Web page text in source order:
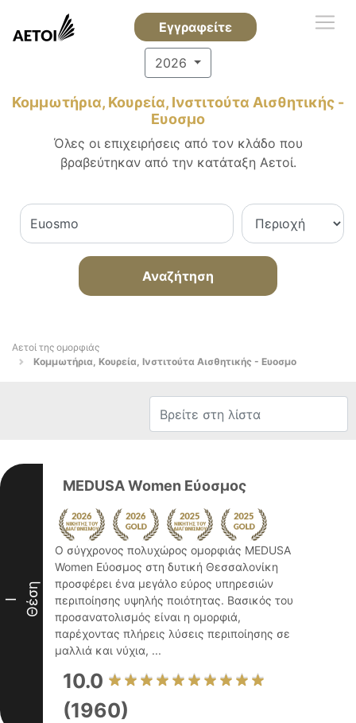
Εγγραφείτε
2026
Κομμωτήρια, Κουρεία, Ινστιτούτα Αισθητικής -
Ευοσμο
Όλες οι επιχειρήσεις από τον κλάδο που
βραβεύτηκαν από την κατάταξη Αετοί.
Αναζήτηση
Αετοί της ομορφιάς
Κομμωτήρια, Κουρεία, Ινστιτούτα Αισθητικής - Ευοσμο
I Θέση
MEDUSA Women Εύοσμος
Ο σύγχρονος πολυχώρος ομορφιάς MEDUSA
Women Εύοσμος στη δυτική Θεσσαλονίκη
προσφέρει ένα μεγάλο εύρος υπηρεσιών
περιποίησης υψηλής ποιότητας. Βασικός του
προσανατολισμός είναι η ομορφιά,
παρέχοντας πλήρεις λύσεις περιποίησης σε
μαλλιά και νύχια, ...
10.0
(1960)